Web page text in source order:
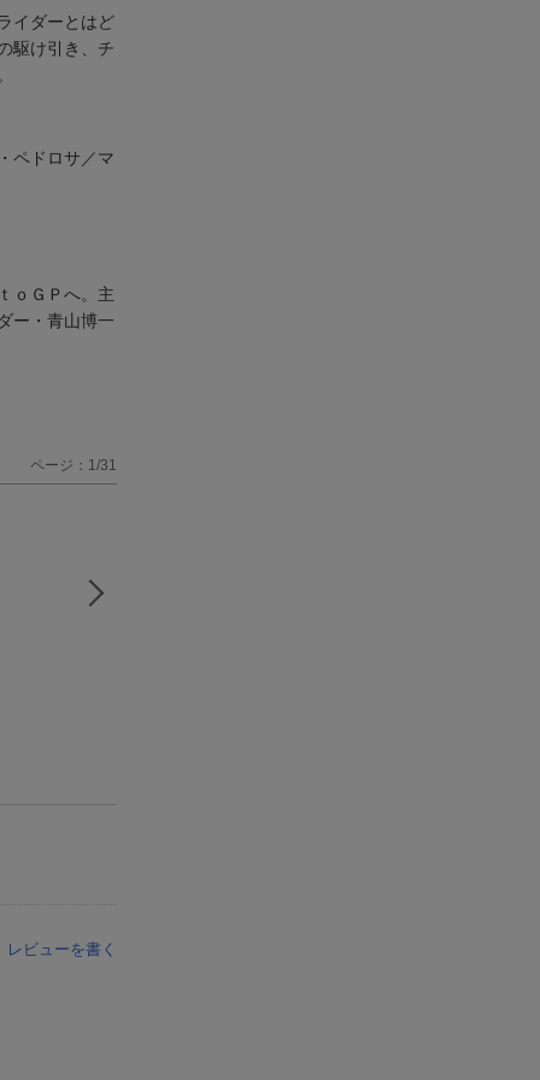
イダーとはど
駆け引き、チ
ペドロサ／マ
ｏＧＰへ。主
ー・青山博一
ページ：1/31
レビューを書く